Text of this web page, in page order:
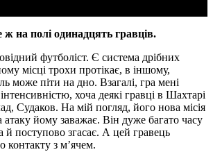
ж на полі одинадцять гравців.
футболіст. Є система дрібних
місці трохи протікає, в іншому,
може піти на дно. Взагалі, гра мені
хоча деякі гравці в Шахтарі
Судаков. На мій погляд, його нова місія
йому заважає. Він дуже багато часу
й поступово згасає. А цей гравець
контакту з м’ячем.